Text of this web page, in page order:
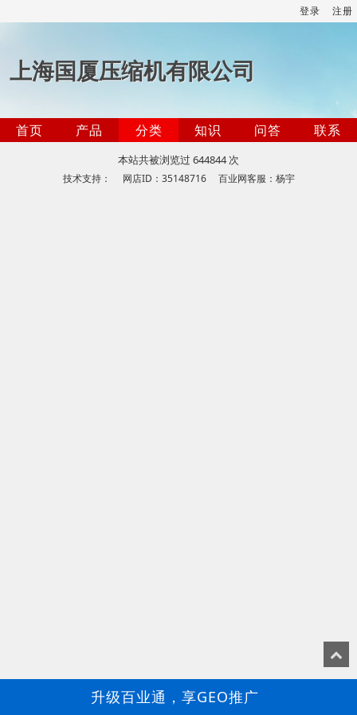
登录 注册
上海国厦压缩机有限公司
首页 产品 分类 知识 问答 联系
本站共被浏览过 644844 次
技术支持： 网店ID：35148716 百业网客服：杨宇
升级百业通，享GEO推广